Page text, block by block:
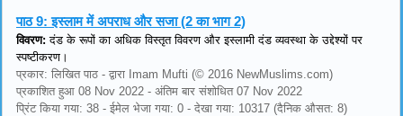
पाठ 9:इस्लाम में अपराध और सजा (2 का भाग 2)
विवरण: दंड के रूपों का अधिक विस्तृत विवरण और इस्लामी दंड व्यवस्था के उद्देश्यों पर
स्पष्टीकरण।
प्रकार: लिखित पाठ - द्वारा Imam Mufti (© 2016 NewMuslims.com)
प्रकाशित हुआ 08 Nov 2022 - अंतिम बार संशोधित 07 Nov 2022
प्रिंट किया गया: 38 - ईमेल भेजा गया: 0 - देखा गया: 10317 (दैनिक औसत: 8)